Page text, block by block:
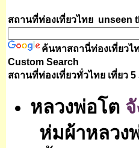
สถานที่ท่องเที่ยวไทย unseen
ค้นหาสถานี่ท่องเที่ยวไ
Custom Search
สถานที่ท่องเที่ยวทั่วไทย เที่ยว
หลวงพ่อโต
ห่มผ้าหลวง